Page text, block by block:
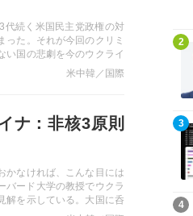
代続く米国民主党政権の対
った。それが今回のクリミ
い国の悲劇を今のウクライ
米中韓／国際
ナ：非核3原則
かなければ、こんな目には
ード大学の教授でウクラ
解を示している。大国に呑
するために、日本がすべき
2
記事を読む
3
記事を読む
4
記事を読む